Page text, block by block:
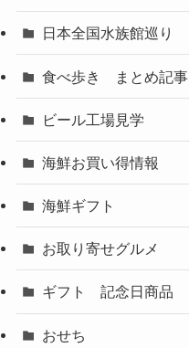
日本全国水族館巡り
食べ歩き まとめ記事
ビール工場見学
海鮮お買い得情報
海鮮ギフト
お取り寄せグルメ
ギフト 記念日商品
おせち